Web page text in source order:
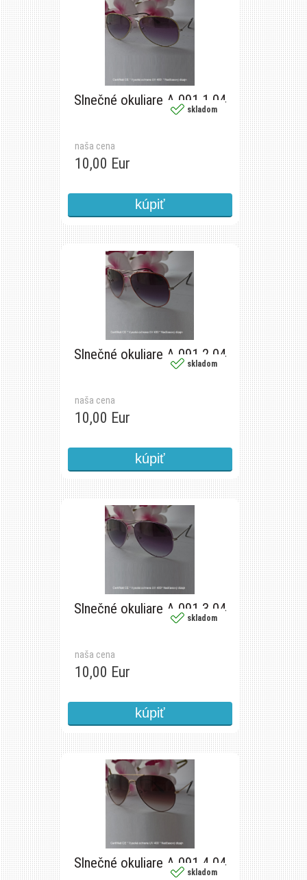
Slnečné okuliare A 091 1 04
naša cena
10,00 Eur
skladom
Slnečné okuliare A 091 2 04
naša cena
10,00 Eur
skladom
Slnečné okuliare A 091 3 04
naša cena
10,00 Eur
skladom
Slnečné okuliare A 091 4 04
skladom